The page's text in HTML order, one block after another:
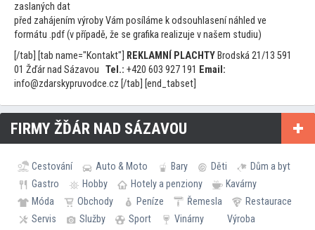
zaslaných dat
před zahájením výroby Vám posíláme k odsouhlasení náhled ve
formátu .pdf (v případě, že se grafika realizuje v našem studiu)
[/tab] [tab name="Kontakt"] REKLAMNÍ PLACHTYBrodská 21/13 591
01 Žďár nad Sázavou Tel.: +420 603 927 191 Email:
info@zdarskypruvodce.cz [/tab] [end_tabset]
FIRMY ŽĎÁR NAD SÁZAVOU
Cestování Auto & Moto Bary Děti
Dům a byt
Gastro
Hobby Hotely a penziony
Kavárny
Móda
Obchody Peníze Řemesla
Restaurace
Servis
Služby Sport Vinárny
Výroba